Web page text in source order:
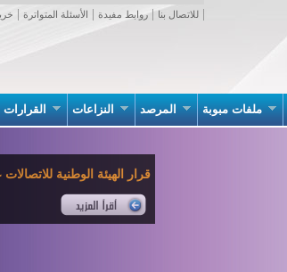
للاتصال بنا روابط مفيدة الأسئلة المتواترة
ملفات مبوبة المرصد النزاعات القرارات
قرار الهيئة الوطنية للاتصالات عدد 02 بتاريخ 07